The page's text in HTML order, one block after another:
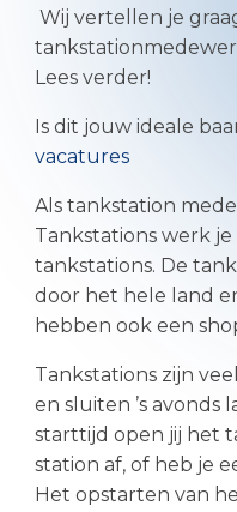
Wij vertellen je
Lees verder!
Is dit jouw ideale
vacatures
Als tankstation
Tankstations werk je
tankstations. De
door het hele land
hebben ook een
Tankstations zijn
en sluiten ’s avonds
starttijd open jij het
station af, of heb je
Het opstarten van